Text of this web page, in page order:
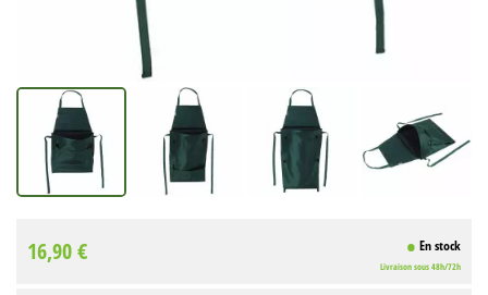
16,90 € En stock
Livraison sous 48h/72h